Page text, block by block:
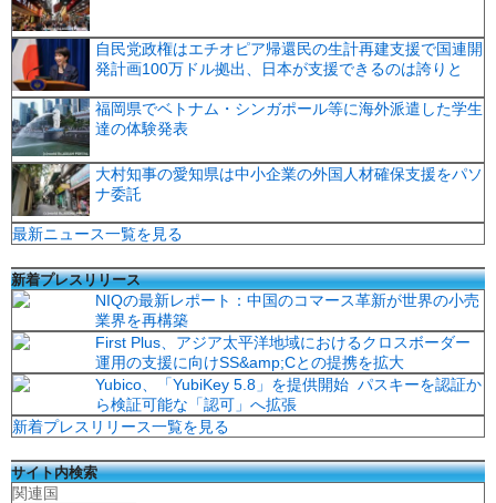
自民党政権はエチオピア帰還民の生計再建支援で国連開
発計画100万ドル拠出、日本が支援できるのは誇りと
福岡県でベトナム・シンガポール等に海外派遣した学生
達の体験発表
大村知事の愛知県は中小企業の外国人材確保支援をパソ
ナ委託
最新ニュース一覧を見る
新着プレスリリース
NIQの最新レポート：中国のコマース革新が世界の小売
業界を再構築
First Plus、アジア太平洋地域におけるクロスボーダー
運用の支援に向けSS&amp;Cとの提携を拡大
Yubico、「YubiKey 5.8」を提供開始 パスキーを認証か
ら検証可能な「認可」へ拡張
新着プレスリリース一覧を見る
サイト内検索
関連国